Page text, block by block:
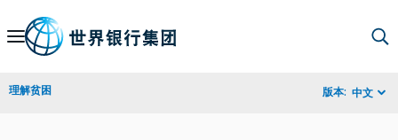
Skip
Navigation
理解贫困 版本: 中文